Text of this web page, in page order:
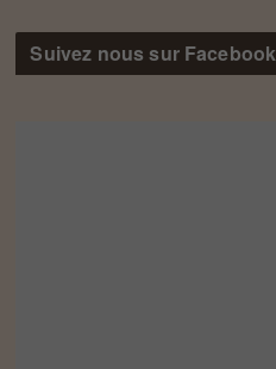
Suivez nous sur Facebook